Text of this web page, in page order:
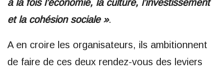
à la fois l’économie, la culture, l’investissement
et la cohésion sociale ».
A en croire les organisateurs, ils ambitionnent
de faire de ces deux rendez-vous des leviers